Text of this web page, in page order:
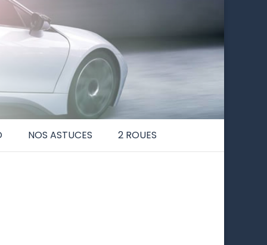
NOS ASTUCES 2 ROUES